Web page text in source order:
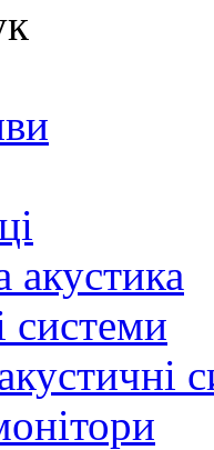
акустика
системи